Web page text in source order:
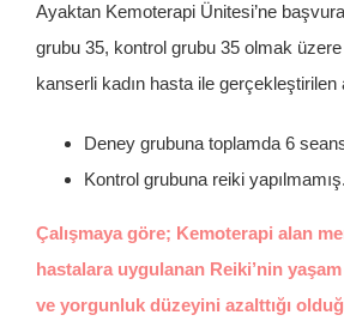
Ayaktan Kemoterapi Ünitesi’ne
grubu 35, kontrol grubu 35 olmak
kanserli kadın hasta ile gerçekleştirilen
Deney grubuna toplamda 6
Kontrol grubuna reiki yapılmamış.
Çalışmaya göre; Kemoterapi alan
hastalara uygulanan Reiki’nin yaşam
ve yorgunluk düzeyini azalttığı